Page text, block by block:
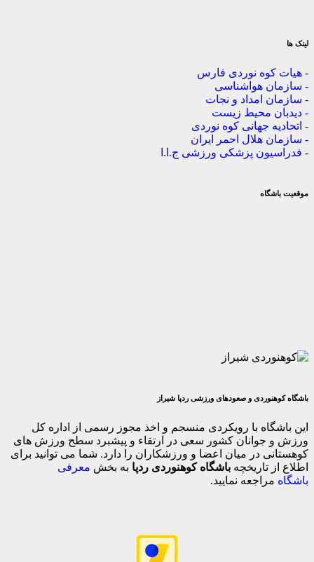
نوردی فارس
هواشناسی
امداد و نجات
محیط زیست
جهانی کوه نوردی
هلال احمر ایران
پزشکی ورزشی ج.ا.ا
و صعودهای ورزشی ردپا شیراز
با رویکردی منسجم و اخذ مجوز رسمی از اداره کل
کشور سعی در ارتقاء و پیشبرد سطح ورزش های
در میان اعضا و ورزشکاران را دارد. شما می توانید برای
تاریخچه باشگاه کوهنوردی ردپابه بخش معرفی
نمایید.